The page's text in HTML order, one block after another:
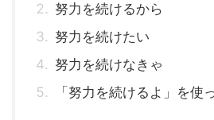
努力を続けるから
努力を続けたい
努力を続けなきゃ
「努力を続けるよ」を使